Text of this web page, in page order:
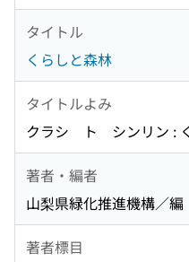
タイトル
くらしと森林
タイトルよみ
クラシ ト シンリン :
著者・編者
山梨県緑化推進機構／編
著者標目